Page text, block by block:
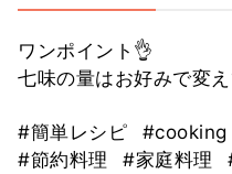
ワンポイント👌
七味の量はお好みで変
#簡単レシピ #cooking
#節約料理
#家庭料理